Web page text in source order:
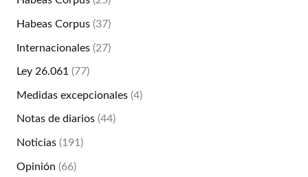
Habeas Corpus(37)
Internacionales(27)
Ley 26.061(77)
Medidas excepcionales(4)
Notas de diarios(44)
Noticias(191)
Opinión (66)